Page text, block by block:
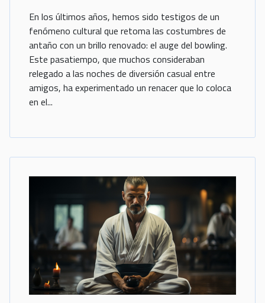
En los últimos años, hemos sido testigos de un
fenómeno cultural que retoma las costumbres de
antaño con un brillo renovado: el auge del bowling.
Este pasatiempo, que muchos consideraban
relegado a las noches de diversión casual entre
amigos, ha experimentado un renacer que lo coloca
en el...